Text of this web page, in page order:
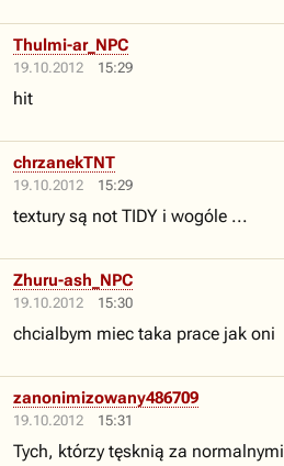
19.10.2012 15:29
Thulmi-ar_NPC
hit
19.10.2012 15:29
chrzanekTNT
textury są not TIDY i wogóle ...
19.10.2012 15:30
Zhuru-ash_NPC
chcialbym miec taka prace jak oni
19.10.2012 15:31
zanonimizowany486709
Tych, którzy tęsknią za normalnymi